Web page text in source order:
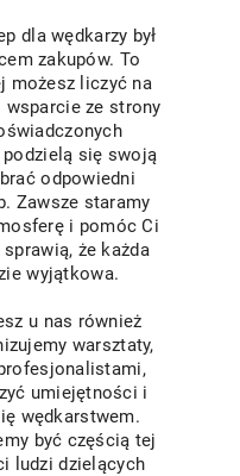
dla wędkarzy był
zakupów. To
możesz liczyć na
ze strony
się swoją
odpowiedni
Zawsze staramy
i pomóc Ci
że każda
wyjątkowa.
u nas również
warsztaty,
umiejętności i
wędkarstwem.
być częścią tej
ludzi dzielących